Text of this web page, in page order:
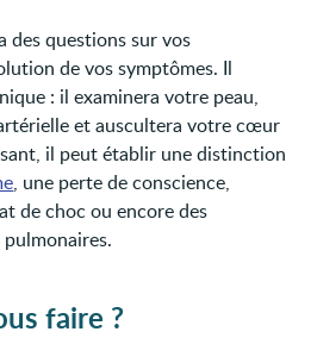
des questions sur vos
de vos symptômes. Il
: il examinera votre peau,
et auscultera votre cœur
il peut établir une distinction
, une perte de conscience,
de choc ou encore des
faire ?